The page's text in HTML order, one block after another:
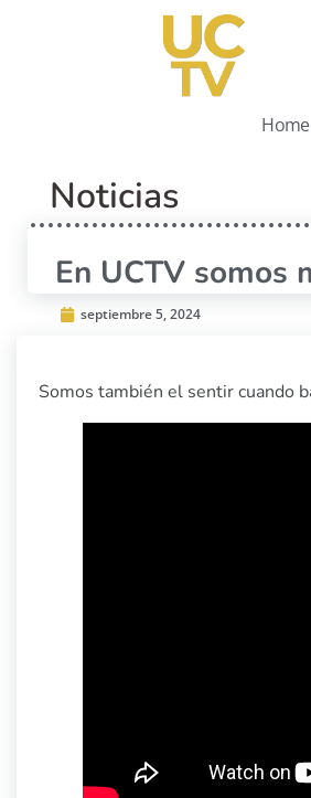
Home
Noticias
En UCTV somos
septiembre 5, 2024
Somos también el sentir cuando